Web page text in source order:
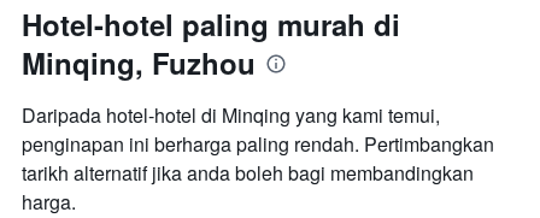
Hotel-hotel paling murah di
Minqing, Fuzhou
Daripada hotel-hotel di Minqing yang kami temui,
penginapan ini berharga paling rendah. Pertimbangkan
tarikh alternatif jika anda boleh bagi membandingkan
harga.